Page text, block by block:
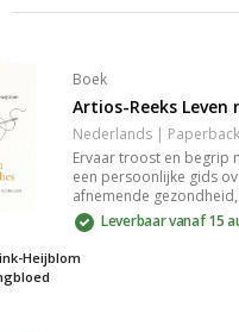
Boek
Artios-Reeks Leven
Ervaar troost en begrip
een persoonlijke gids
afnemende
onvervulde dromen.
bijbelse handvatten
verlies te maken heeft.
voor
Leverbaar vanaf 15
Heijblom